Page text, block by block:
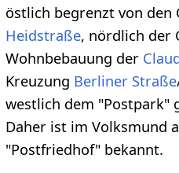
östlich begrenzt von den
Heidstraße, nördlich der
Wohnbebauung der
Kreuzung Berliner Straße
westlich dem "Postpark"
Daher ist im Volksmund
"Postfriedhof" bekannt.